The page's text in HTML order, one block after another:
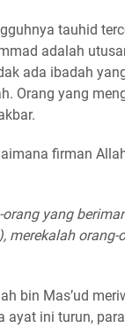
tauhid
adalah
ada ibadah
Orang yang
firman
orang yang
merekalah
bin Mas’ud
ayat ini turun,